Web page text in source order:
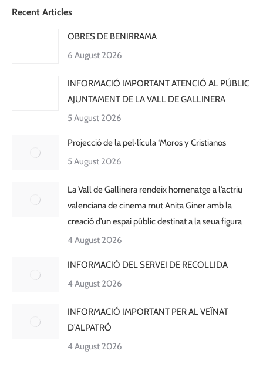
Recent Articles
OBRES DE BENIRRAMA
6 August 2026
INFORMACIÓ IMPORTANT ATENCIÓ AL PÚBLIC
AJUNTAMENT DE LA VALL DE GALLINERA
5 August 2026
Projecció de la pel·lícula ‘Moros y Cristianos
5 August 2026
La Vall de Gallinera rendeix homenatge a l’actriu
valenciana de cinema mut Anita Giner amb la
creació d’un espai públic destinat a la seua figura
4 August 2026
INFORMACIÓ DEL SERVEI DE RECOLLIDA
4 August 2026
INFORMACIÓ IMPORTANT PER AL VEÏNAT
D’ALPATRÓ
4 August 2026